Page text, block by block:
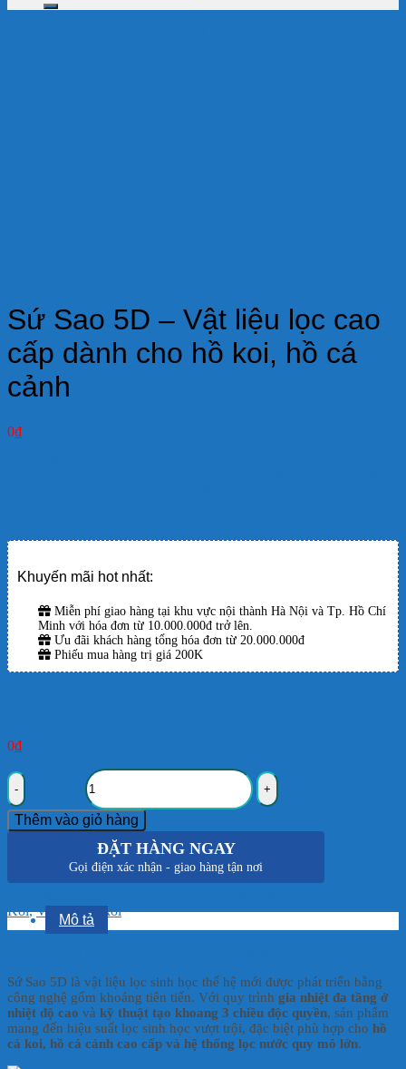
Sứ Sao 5D – Vật liệu lọc cao
cấp dành cho hồ koi, hồ cá
cảnh
0₫
Khuyến mãi hot nhất:
Miễn phí giao hàng tại khu vực nội thành Hà Nội và Tp. Hồ Chí
Minh với hóa đơn từ 10.000.000đ trở lên.
Ưu đãi khách hàng tổng hóa đơn từ 20.000.000đ
Phiếu mua hàng trị giá 200K
0₫
Thêm vào giỏ hàng
ĐẶT HÀNG NGAY
Gọi điện xác nhận - giao hàng tận nơi
Koi,Vật liệu hồ koi
Mô tả
Sứ Sao 5D là vật liệu lọc sinh học thế hệ mới được phát triển bằng
công nghệ gốm khoáng tiên tiến. Với quy trình gia nhiệt đa tầng ở
nhiệt độ cao và kỹ thuật tạo khoang 3 chiều độc quyền, sản phẩm
mang đến hiệu suất lọc sinh học vượt trội, đặc biệt phù hợp cho hồ
cá koi, hồ cá cảnh cao cấp và hệ thống lọc nước quy mô lớn.